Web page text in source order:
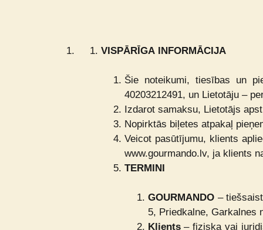
VISPĀRĪGA INFORMĀCIJA
Šie noteikumi, tiesības un
40203212491, un Lietotāju –
Izdarot samaksu, Lietotājs
Nopirktās biļetes atpakaļ
Veicot pasūtījumu, klients
www.gourmando.lv, ja klients
TERMINI
GOURMANDO –
5, Priedkalne, Garkalnes
Klients– fiziska vai